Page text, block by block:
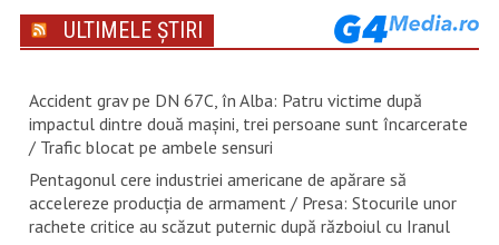
ULTIMELE ȘTIRI
Accident grav pe DN 67C, în Alba: Patru victime după
impactul dintre două mașini, trei persoane sunt încarcerate
/ Trafic blocat pe ambele sensuri
Pentagonul cere industriei americane de apărare să
accelereze producția de armament / Presa: Stocurile unor
rachete critice au scăzut puternic după războiul cu Iranul